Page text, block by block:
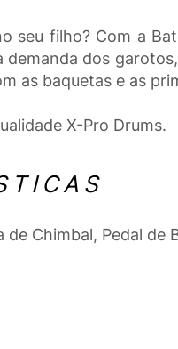
filho? Com a
dos
as baquetas e as
X-Pro Drums.
Chimbal, Pedal de